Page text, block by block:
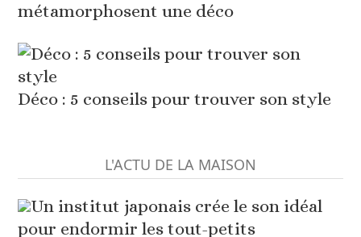
métamorphosent une déco
Déco : 5 conseils pour trouver son style
L'ACTU DE LA MAISON
Un institut japonais crée le son idéal
pour endormir les tout-petits